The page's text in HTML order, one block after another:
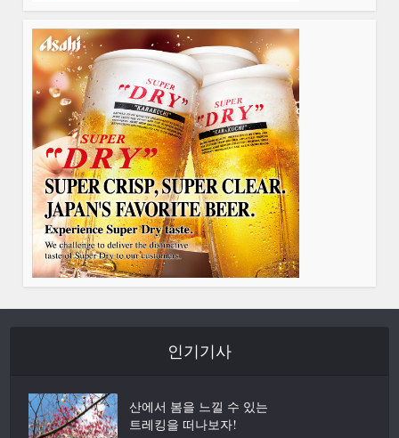
인기기사
산에서 봄을 느낄 수 있는
트레킹을 떠나보자!